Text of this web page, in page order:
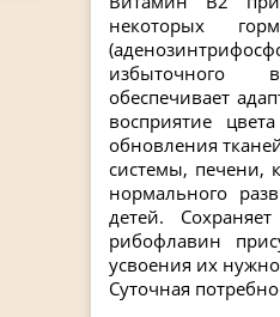
некоторых
избыточного
обеспечивает
восприятие
обновления
системы, печени,
нормального
детей.
рибофлавин
усвоения их
Суточная